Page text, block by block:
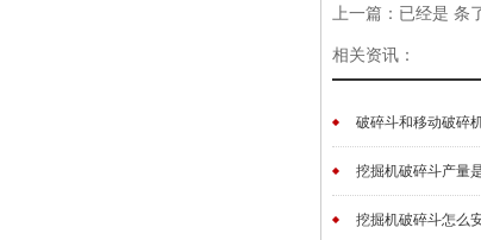
上一篇：已经是 条
相关资讯：
破碎斗和移动破碎
挖掘机破碎斗产量
挖掘机破碎斗怎么